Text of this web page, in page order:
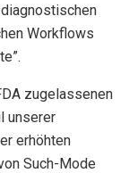
Workflows
zugelassenen
unserer
erhöhten
Such-Mode